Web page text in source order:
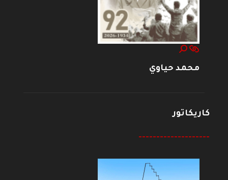
محمد حياوي
كاريكاتور
--------------------